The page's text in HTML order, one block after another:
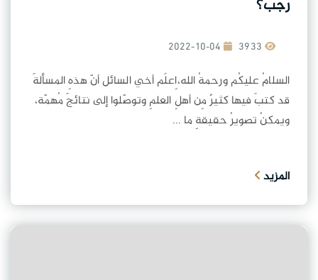
رجب؟
2022-10-04
السلامُ عليكُم ورحمةُ الله،اِعلَم أخي السائل أنّ هذهِ المسألةَ
قد كتبَ فيها كثيرٌ مِن أهلِ العلمِ وتوصّلوا إلى نتائجَ مُهمّة،
ويمكنُ تصويرُ حقيقةِ ما ...
المزيد